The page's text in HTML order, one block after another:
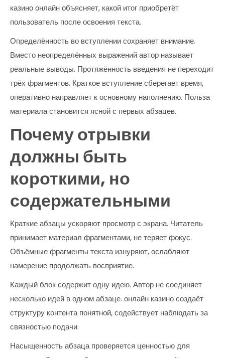
казино онлайн объясняет, какой итог приобретёт
пользователь после освоения текста.
Определённость во вступлении сохраняет внимание.
Вместо неопределённых выражений автор называет
реальные выводы. Протяжённость введения не переходит
трёх фрагментов. Краткое вступление сберегает время,
оперативно направляет к основному наполнению. Польза
материала становится ясной с первых абзацев.
Почему отрывки
должны быть
короткими, но
содержательными
Краткие абзацы ускоряют просмотр с экрана. Читатель
принимает материал фрагментами, не теряет фокус.
Объёмные фрагменты текста изнуряют, ослабляют
намерение продолжать восприятие.
Каждый блок содержит одну идею. Автор не соединяет
несколько идей в одном абзаце. онлайн казино создаёт
структуру контента понятной, содействует наблюдать за
связностью подачи.
Насыщенность абзаца проверяется ценностью для